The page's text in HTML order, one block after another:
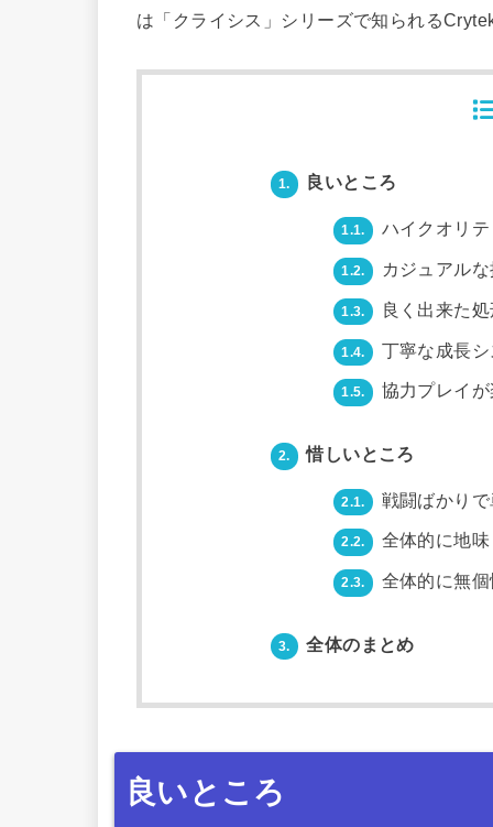
は「クライシス」シリーズで知られる
1. 良いところ
1.1. ハイクオリ
1.2. カジュアル
1.3. 良く出来た
1.4. 丁寧な成長
1.5. 協力プレイ
2. 惜しいところ
2.1. 戦闘ばかり
2.2. 全体的に地味
2.3. 全体的に無個
3. 全体のまとめ
良いところ